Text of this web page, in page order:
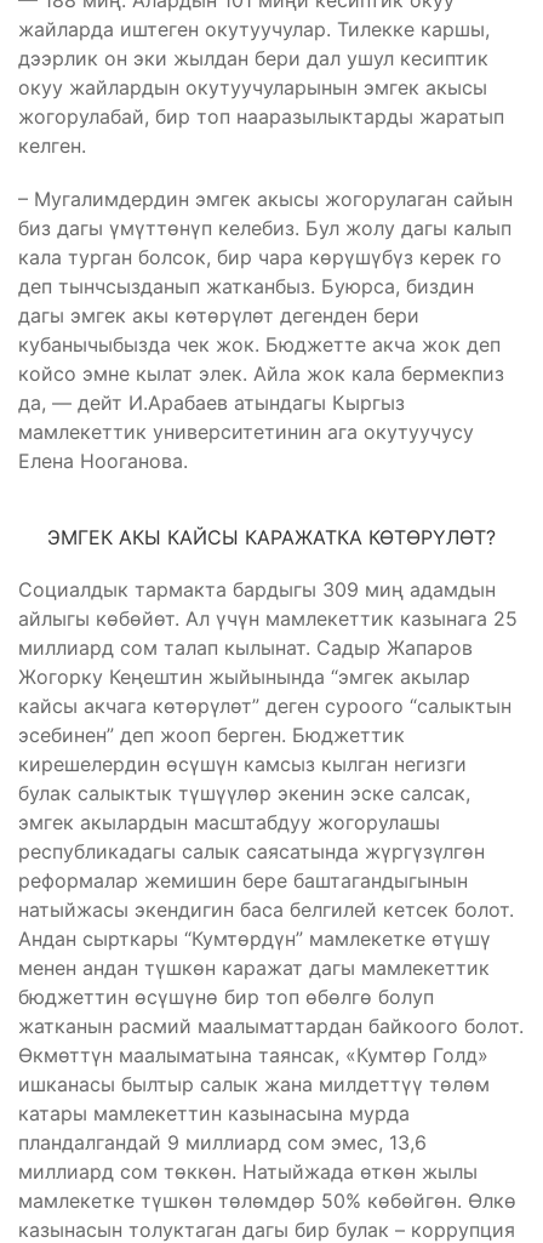
жайларда иштеген окутуучулар. Тилекке каршы,
дээрлик он эки жылдан бери дал ушул кесиптик
окуу жайлардын окутуучуларынын эмгек акысы
жогорулабай, бир топ нааразылыктарды жаратып
келген.
– Мугалимдердин эмгек акысы жогорулаган сайын
биз дагы үмүттөнүп келебиз. Бул жолу дагы калып
кала турган болсок, бир чара көрүшүбүз керек го
деп тынчсызданып жатканбыз. Буюрса, биздин
дагы эмгек акы көтөрүлөт дегенден бери
кубанычыбызда чек жок. Бюджетте акча жок деп
койсо эмне кылат элек. Айла жок кала бермекпиз
да, — дейт И.Арабаев атындагы Кыргыз
мамлекеттик университетинин ага окутуучусу
Елена Нооганова.
ЭМГЕК АКЫ КАЙСЫ КАРАЖАТКА КӨТӨРҮЛӨТ?
Социалдык тармакта бардыгы 309 миң адамдын
айлыгы көбөйөт. Ал үчүн мамлекеттик казынага 25
миллиард сом талап кылынат. Садыр Жапаров
Жогорку Кеңештин жыйынында “эмгек акылар
кайсы акчага көтөрүлөт” деген суроого “салыктын
эсебинен” деп жооп берген. Бюджеттик
кирешелердин өсүшүн камсыз кылган негизги
булак салыктык түшүүлөр экенин эске салсак,
эмгек акылардын масштабдуу жогорулашы
республикадагы салык саясатында жүргүзүлгөн
реформалар жемишин бере баштагандыгынын
натыйжасы экендигин баса белгилей кетсек болот.
Андан сырткары “Кумтөрдүн” мамлекетке өтүшү
менен андан түшкөн каражат дагы мамлекеттик
бюджеттин өсүшүнө бир топ өбөлгө болуп
жатканын расмий маалыматтардан байкоого болот.
Өкмөттүн маалыматына таянсак, «Кумтөр Голд»
ишканасы былтыр салык жана милдеттүү төлөм
катары мамлекеттин казынасына мурда
пландалгандай 9 миллиард сом эмес, 13,6
миллиард сом төккөн. Натыйжада өткөн жылы
мамлекетке түшкөн төлөмдөр 50% көбөйгөн. Өлкө
казынасын толуктаган дагы бир булак – коррупция